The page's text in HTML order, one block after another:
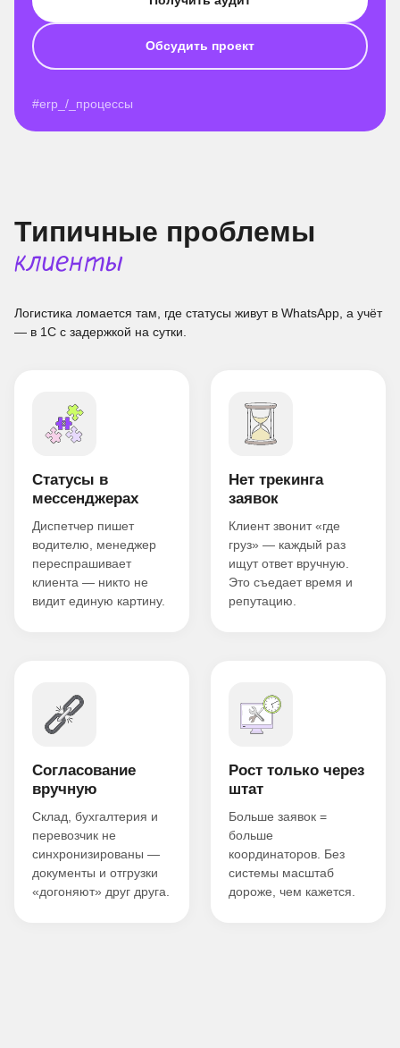
Обсудить проект
#erp_/_процессы
Типичные проблемы
клиенты
Логистика ломается там, где статусы живут в WhatsApp, а учёт
— в 1С с задержкой на сутки.
Статусы в
мессенджерах
Диспетчер пишет
водителю, менеджер
переспрашивает
клиента — никто не
видит единую картину.
Нет трекинга
заявок
Клиент звонит «где
груз» — каждый раз
ищут ответ вручную.
Это съедает время и
репутацию.
Согласование
вручную
Склад, бухгалтерия и
перевозчик не
синхронизированы —
документы и отгрузки
«догоняют» друг друга.
Рост только через
штат
Больше заявок =
больше
координаторов. Без
системы масштаб
дороже, чем кажется.